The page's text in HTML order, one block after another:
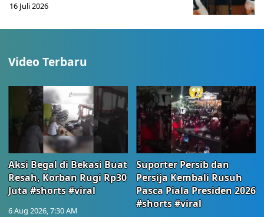
16 Juli 2026
Video Terbaru
Aksi Begal di Bekasi Buat
Resah, Korban Rugi Rp30
Juta #shorts #viral
6 Aug 2026, 7:30 AM
Suporter Persib dan
Persija Kembali Rusuh
Pasca Piala Presiden 2026
#shorts #viral